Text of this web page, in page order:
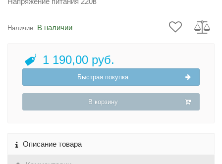
Наличие: В наличии
1 190,00 руб.
Быстрая покупка
В корзину
Описание товара